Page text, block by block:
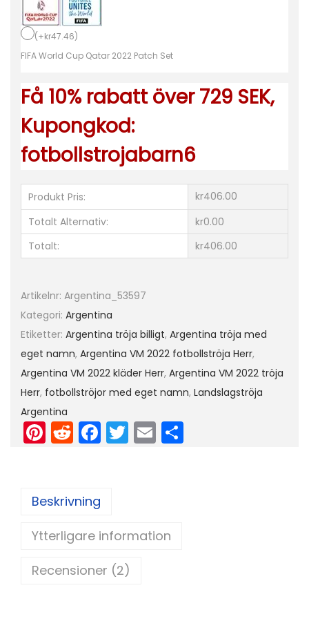
F
I
F
W
r
l
C
u
p
Q
0
2
2
H
e
K
r
ä
(+kr47.46)
FIFA World Cup Qatar 2022 Patch Set
Få 10% rabatt över 729 SEK,
Kupongkod:
fotbollstrojabarn6
Produkt Pris:
kr406.00
Totalt Alternativ:
kr0.00
Totalt:
kr406.00
Artikelnr: Argentina_53597
Kategori: Argentina
Etiketter: Argentina tröja billigt, Argentina tröja med
eget namn, Argentina VM 2022 fotbollströja Herr,
Argentina VM 2022 kläder Herr, Argentina VM 2022 tröja
Herr, fotbollströjor med eget namn, Landslagströja
Argentina
Pi
nt
e
R
e
di
F
a
o
o
T
w
E
m
Beskrivning
Ytterligare information
Recensioner (2)